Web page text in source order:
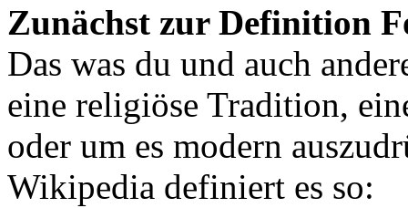
Zunächst zur Definition
Das was du und auch
eine religiöse Tradition,
oder um es modern
Wikipedia definiert es so: